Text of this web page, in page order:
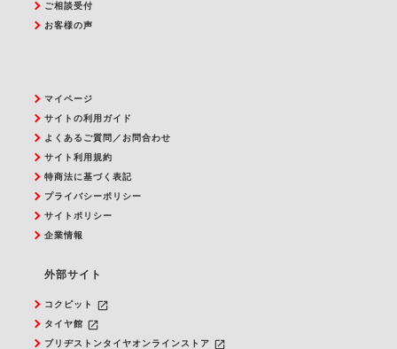
ご相談受付
お客様の声
マイページ
サイトの利用ガイド
よくあるご質問／お問合わせ
サイト利用規約
特商法に基づく表記
プライバシーポリシー
サイトポリシー
企業情報
外部サイト
コクピット launch
タイヤ館 launch
ブリヂストンタイヤオンラインストア launch